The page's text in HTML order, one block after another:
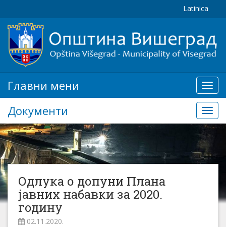
Latinica
мени
Главни мени
Документи
Одлука о допуни Плана
јавних набавки за 2020.
годину
02.11.2020.